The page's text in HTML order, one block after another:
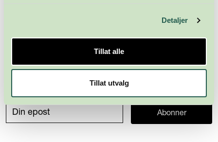
Detaljer
Tillat alle
Tillat utvalg
Meld deg på nyhetsbrevet
Abonner